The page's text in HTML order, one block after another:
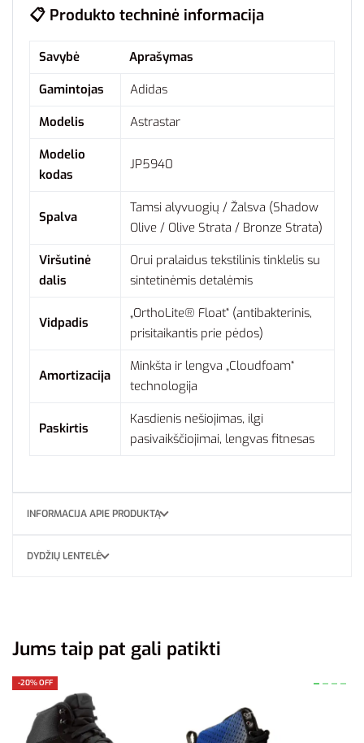
📋 Produkto techninė informacija
Savybė
Aprašymas
Gamintojas
Adidas
Modelis
Astrastar
Modelio
kodas
JP5940
Spalva
Tamsi alyvuogių / Žalsva (Shadow
Olive / Olive Strata / Bronze Strata)
Viršutinė
dalis
Orui pralaidus tekstilinis tinklelis su
sintetinėmis detalėmis
Vidpadis
„OrthoLite® Float“ (antibakterinis,
prisitaikantis prie pėdos)
Amortizacija
Minkšta ir lengva „Cloudfoam“
technologija
Paskirtis
Kasdienis nešiojimas, ilgi
pasivaikščiojimai, lengvas fitnesas
INFORMACIJA APIE PRODUKTĄ
DYDŽIŲ LENTELĖ
Jums taip pat gali patikti
-20% OFF